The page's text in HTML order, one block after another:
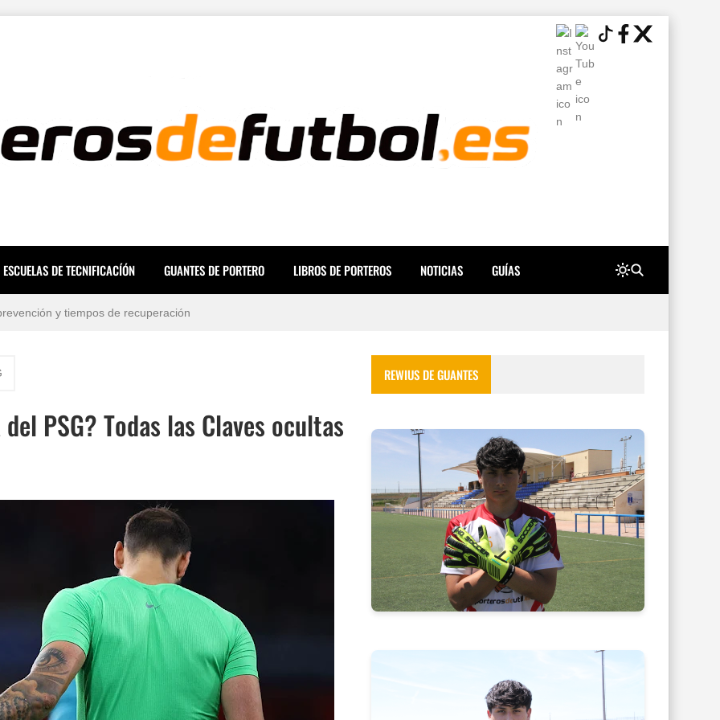
ESCUELAS DE TECNIFICACÍÓN GUANTES DE PORTERO LIBROS DE PORTEROS NOTICIAS GUÍAS
una Mente a Prueba de Errores
y tiempos de recuperación
porteros de fútbol
y Novedades IFAB
PSG? Todas las Claves ocultas
REWIUS DE GUANTES